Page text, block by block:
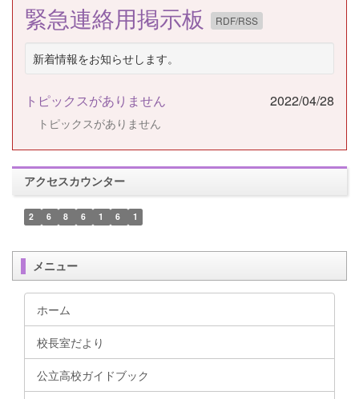
緊急連絡用掲示板 RDF/RSS
新着情報をお知らせします。
トピックスがありません 2022/04/28
トピックスがありません
アクセスカウンター
2 6 8 6 1 6 1
メニュー
ホーム
校長室だより
公立高校ガイドブック